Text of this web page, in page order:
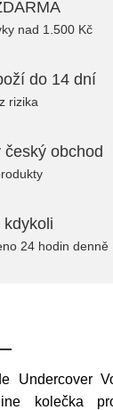
nad 1.500 Kč
do 14 dní
rizika
český obchod
kdykoli
24 hodin denně
Undercover
kolečka